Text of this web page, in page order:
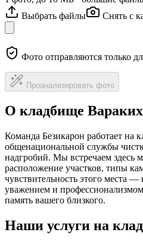
Выбрать файлы
Снять с
Фото отправляются только
Проанализировать фото
О кладбище Вараких
Команда Безикарон работает на
общенациональной службы
надгробий. Мы встречаем здесь
расположение участков, типы
чувствительность этого места
уважением и
память вашего близкого.
Наши услуги на